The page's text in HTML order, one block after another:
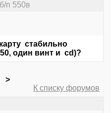
п 550в
стабильно
один винт и cd)?
>
К списку форумов